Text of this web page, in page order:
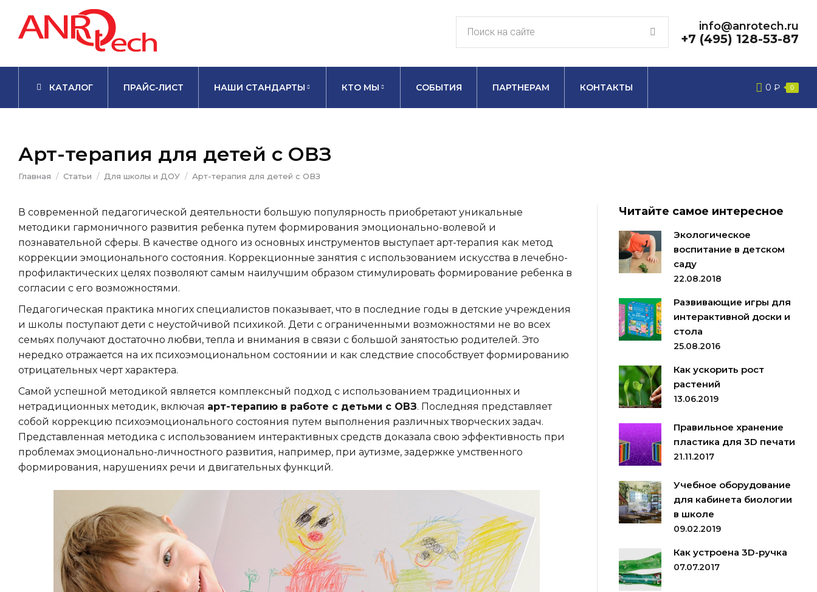
info@anrotech.ru
+7 (495) 128-53-87
КАТАЛОГ ПРАЙС-ЛИСТ НАШИ СТАНДАРТЫ КТО МЫ СОБЫТИЯ ПАРТНЕРАМ КОНТАКТЫ 0 ₽ 0
Арт-терапия для детей с ОВЗ
Вы здесь:
Главная Статьи Для школы и ДОУ Арт-терапия для детей с ОВЗ
В современной педагогической деятельности большую популярность приобретают уникальные
методики гармоничного развития ребенка путем формирования эмоционально-волевой и
познавательной сферы. В качестве одного из основных инструментов выступает арт-терапия как метод
коррекции эмоционального состояния. Коррекционные занятия с использованием искусства в лечебно-
профилактических целях позволяют самым наилучшим образом стимулировать формирование ребенка в
согласии с его возможностями.
Педагогическая практика многих специалистов показывает, что в последние годы в детские учреждения
и школы поступают дети с неустойчивой психикой. Дети с ограниченными возможностями не во всех
семьях получают достаточно любви, тепла и внимания в связи с большой занятостью родителей. Это
нередко отражается на их психоэмоциональном состоянии и как следствие способствует формированию
отрицательных черт характера.
Самой успешной методикой является комплексный подход с использованием традиционных и
нетрадиционных методик, включая арт-терапию в работе с детьми с ОВЗ. Последняя представляет
собой коррекцию психоэмоционального состояния путем выполнения различных творческих задач.
Представленная методика с использованием интерактивных средств доказала свою эффективность при
проблемах эмоционально-личностного развития, например, при аутизме, задержке умственного
формирования, нарушениях речи и двигательных функций.
Читайте самое интересное
Экологическое
воспитание в детском
саду
22.08.2018
Развивающие игры для
интерактивной доски и
стола
25.08.2016
Как ускорить рост
растений
13.06.2019
Правильное хранение
пластика для 3D печати
21.11.2017
Учебное оборудование
для кабинета биологии
в школе
09.02.2019
Как устроена 3D-ручка
07.07.2017